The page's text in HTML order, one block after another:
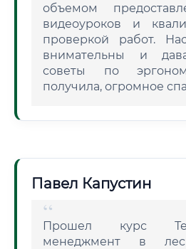
объемом
видеоуроков и
проверкой работ.
внимательны и
советы по
получила, огромное
Павел Капустин
Прошел курс
менеджмент в